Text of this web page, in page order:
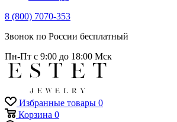
8 (800) 7070-353
Звонок по России бесплатный
Пн-Пт с 9:00 до 18:00 Мск
Избранные товары 0
Корзина 0